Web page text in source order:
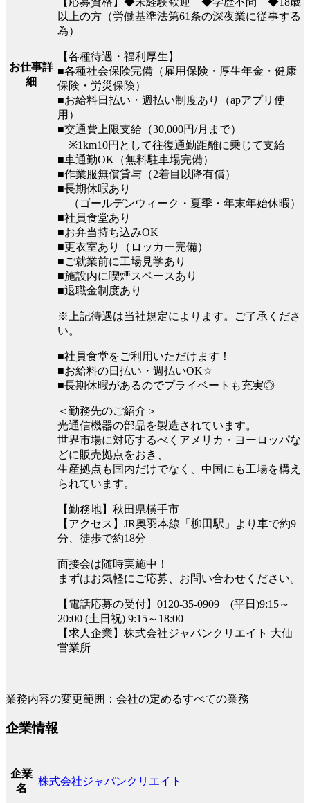
お仕事詳
細
以上の方（労働基準法第61条の深夜業に従事する
為）
【各種待遇・福利厚生】
■各種社会保険完備（雇用保険・厚生年金・健康
保険・労災保険）
■お給料日払い・週払い制度あり（apアプリ使
用）
■交通費上限支給（30,000円/月まで）
※1km10円として往復通勤距離に乗じて支給
■車通勤OK（無料駐車場完備）
■作業服無償貸与（2着目以降有償）
■長期休暇あり
（ゴールデンウィーク・夏季・年末年始休暇）
■社員食堂あり
■お弁当持ち込みOK
■更衣室あり（ロッカー完備）
■ご就業前に工場見学あり
■施設内に喫煙スペースあり
■退職金制度あり
※上記待遇は当社規定によります。ご了承くださ
い。
■社員食堂をご利用いただけます！
■お給料の日払い・週払いOK☆
■長期休暇があるのでプライベートも充実◎
＜勤務先のご紹介＞
光通信機器の部品を製造されています。
世界市場に対応するべくアメリカ・ヨーロッパな
どに販売拠点をおき、
生産拠点も国内だけでなく、中国にも工場を構え
られています。
【勤務地】秋田県横手市
【アクセス】JR奥羽本線「柳田駅」より車で約9
分、徒歩で約18分
面接会は随時実施中！
まずはお気軽にご応募、お問い合わせください。
【電話応募の受付】0120-35-0909 (平日)9:15～
20:00 (土日祝) 9:15～18:00
【求人企業】株式会社ジャパンクリエイト 大仙
営業所
業務内容の変更範囲：会社の定めるすべての業務
企業情報
企業
名
株式会社ジャパンクリエイト